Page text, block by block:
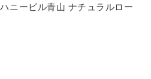
ニービル青山 ナチュラルロー